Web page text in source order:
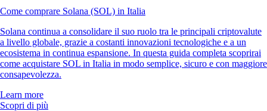
Come comprare Solana (SOL) in Italia
Solana continua a consolidare il suo ruolo tra le principali criptovalute
a livello globale, grazie a costanti innovazioni tecnologiche e a un
ecosistema in continua espansione. In questa guida completa scoprirai
come acquistare SOL in Italia in modo semplice, sicuro e con maggiore
consapevolezza.
Learn more
Scopri di più